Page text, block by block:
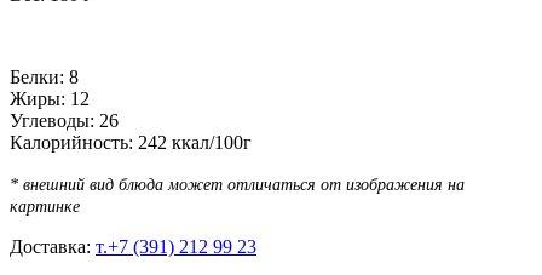
Белки: 8
Жиры: 12
Углеводы: 26
Калорийность: 242 ккал/100г
* внешний вид блюда может отличаться от изображения на
картинке
Доставка: т.+7 (391) 212 99 23